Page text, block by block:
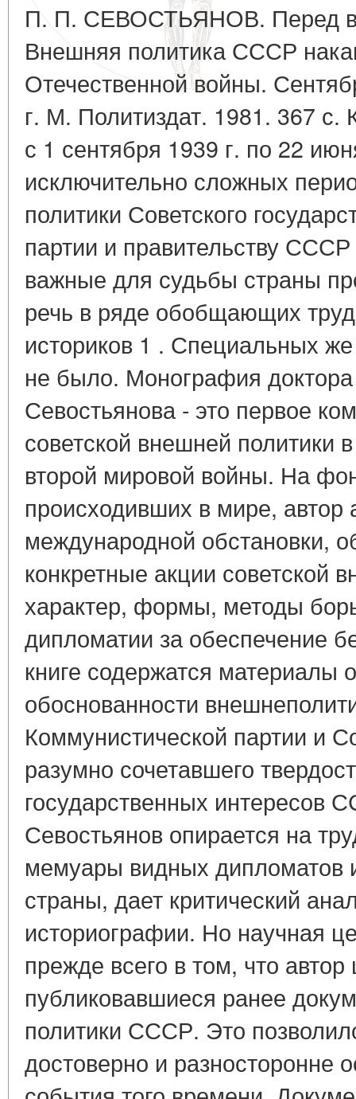
П. П. СЕВОСТЬЯНОВ. Перед
Внешняя политика СССР
Отечественной войны.
г. М. Политиздат. 1981. 367 с.
с 1 сентября 1939 г. по 22
исключительно сложных
политики Советского
партии и правительству
важные для судьбы страны
речь в ряде обобщающих
историков 1 . Специальных
не было. Монография
Севостьянова - это первое
советской внешней политики
второй мировой войны. На
происходивших в мире, автор
международной обстановки,
конкретные акции советской
характер, формы, методы
дипломатии за обеспечение
книге содержатся материалы
обоснованности
Коммунистической партии и
разумно сочетавшего
государственных интересов
Севостьянов опирается на
мемуары видных дипломатов
страны, дает критический
историографии. Но научная
прежде всего в том, что
публиковавшиеся ранее
политики СССР. Это
достоверно и разносторонне